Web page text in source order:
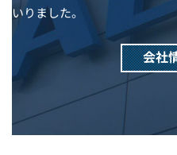
いりました。
会社